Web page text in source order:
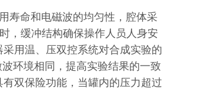
寿命和电磁波的均匀性，腔体采
，缓冲结构确保操作人员人身安
用温、压双控系统对合成实验的
环境相同，提高实验结果的一致
双保险功能，当罐内的压力超过